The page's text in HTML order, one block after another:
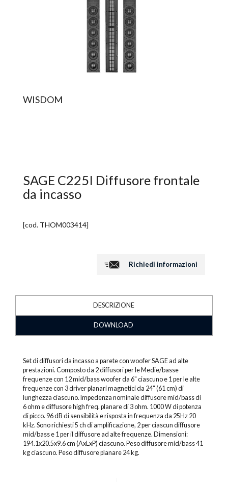
WISDOM
SAGE C225I Diffusore frontale
da incasso
[cod. THOM003414]
Richiedi informazioni
DESCRIZIONE
DOWNLOAD
Set di diffusori da incasso a parete con woofer SAGE ad alte
prestazioni. Composto da 2 diffusori per le Medie/basse
frequenze con 12 mid/bass woofer da 6" ciascuno e 1 per le alte
frequenze con 3 driver planari magnetici da 24" (61 cm) di
lunghezza ciascuno. Impedenza nominale diffusore mid/bass di
6 ohm e diffusore high freq. planare di 3 ohm. 1000 W di potenza
di picco. 96 dB di sensibilità e risposta in frequenza da 25Hz 20
kHz. Sono richiesti 5 ch di amplificazione, 2 per ciascun diffusore
mid/bass e 1 per il diffusore ad alte frequenze. Dimensioni:
194.1x20.5x9.6 cm (AxLxP) ciascuno. Peso diffusore mid/bass 41
kg ciascuno. Peso diffusore planare 24 kg.